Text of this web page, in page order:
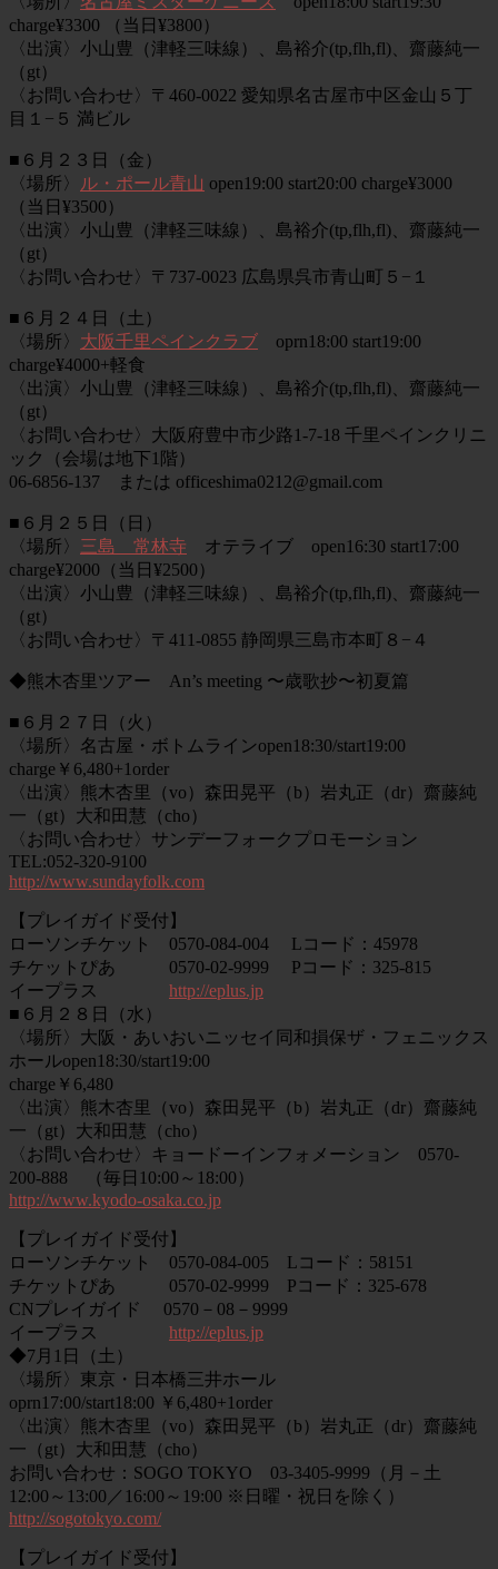
charge¥3300 （当日¥3800）
〈出演〉小山豊（津軽三味線）、島裕介(tp,flh,fl)、齋藤純一
（gt）
〈お問い合わせ〉〒460-0022 愛知県名古屋市中区金山５丁
目１−５ 満ビル
■６月２３日（金）
〈場所〉
ル・ポール青山 open19:00 start20:00 charge¥3000
（当日¥3500）
〈出演〉小山豊（津軽三味線）、島裕介(tp,flh,fl)、齋藤純一
（gt）
〈お問い合わせ〉〒737-0023 広島県呉市青山町５−１
■６月２４日（土）
〈場所〉 大阪千里ペインクラブ oprn18:00 start19:00
charge¥4000+軽食
〈出演〉小山豊（津軽三味線）、島裕介(tp,flh,fl)、齋藤純一
（gt）
〈お問い合わせ〉大阪府豊中市少路1-7-18 千里ペインクリニ
ック（会場は地下1階）
06-6856-137 または officeshima0212@gmail.com
■６月２５日（日）
〈場所〉 三島 常林寺 オテライブ open16:30 start17:00
charge¥2000（当日¥2500）
〈出演〉小山豊（津軽三味線）、島裕介(tp,flh,fl)、齋藤純一
（gt）
〈お問い合わせ〉〒411-0855 静岡県三島市本町８−４
◆熊木杏里ツアー An’s meeting 〜歳歌抄〜初夏篇
■６月２７日（火）
〈場所〉名古屋・ボトムラインopen18:30/start19:00
charge￥6,480+1order
〈出演〉熊木杏里（vo）森田晃平（b）岩丸正（dr）齋藤純
一（gt）大和田慧（cho）
〈お問い合わせ〉サンデーフォークプロモーション
TEL:052-320-9100
http://www.sundayfolk.com
【プレイガイド受付】
ローソンチケット 0570-084-004 Lコード：45978
チケットぴあ 0570-02-9999 Pコード：325-815
イープラス http://eplus.jp
■６月２８日（水）
〈場所〉大阪・あいおいニッセイ同和損保ザ・フェニックス
ホールopen18:30/start19:00
charge￥6,480
〈出演〉熊木杏里（vo）森田晃平（b）岩丸正（dr）齋藤純
一（gt）大和田慧（cho）
〈お問い合わせ〉キョードーインフォメーション 0570-
200-888 （毎日10:00～18:00）
http://www.kyodo-osaka.co.jp
【プレイガイド受付】
ローソンチケット 0570-084-005 Lコード：58151
チケットぴあ 0570-02-9999 Pコード：325-678
CNプレイガイド 0570－08－9999
イープラス http://eplus.jp
◆7月1日（土）
〈場所〉東京・日本橋三井ホール
oprn17:00/start18:00 ￥6,480+1order
〈出演〉熊木杏里（vo）森田晃平（b）岩丸正（dr）齋藤純
一（gt）大和田慧（cho）
お問い合わせ：SOGO TOKYO 03-3405-9999（月－土
12:00～13:00／16:00～19:00 ※日曜・祝日を除く）
http://sogotokyo.com/
【プレイガイド受付】